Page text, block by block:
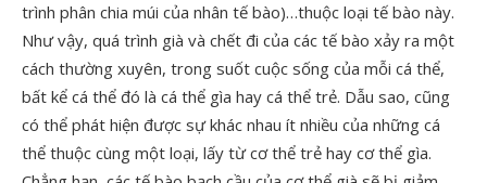
trình phân chia múi của nhân tế bào)…thuộc loại tế bào này.
Như vậy, quá trình già và chết đi của các tế bào xảy ra một
cách thường xuyên, trong suốt cuộc sống của mỗi cá thể,
bất kể cá thể đó là cá thể gìa hay cá thể trẻ. Dẫu sao, cũng
có thể phát hiện được sự khác nhau ít nhiều của những cá
thể thuộc cùng một loại, lấy từ cơ thể trẻ hay cơ thể gìa.